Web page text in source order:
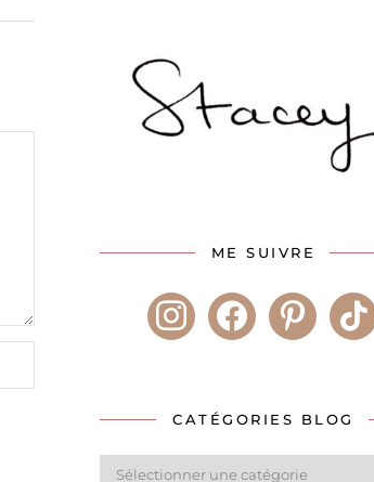
ME SUIVRE
instagramfacebookpinteresttiktok
CATÉGORIES BLOG
Catégories